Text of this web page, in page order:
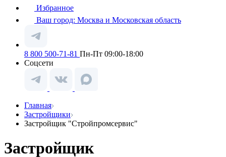
Избранное
Ваш город: Москва и Московская область
8 800 500-71-81 Пн-Пт 09:00-18:00
Соцсети
Главная
Застройщики
Застройщик "Стройпромсервис"
Застройщик